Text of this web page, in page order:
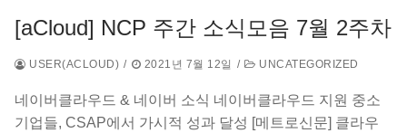
[aCloud] NCP 주간 소식모음 7월 2주차
USER(ACLOUD) / 2021년 7월 12일 / UNCATEGORIZED
네이버클라우드 & 네이버 소식 네이버클라우드 지원 중소
기업들, CSAP에서 가시적 성과 달성 [메트로신문] 클라우